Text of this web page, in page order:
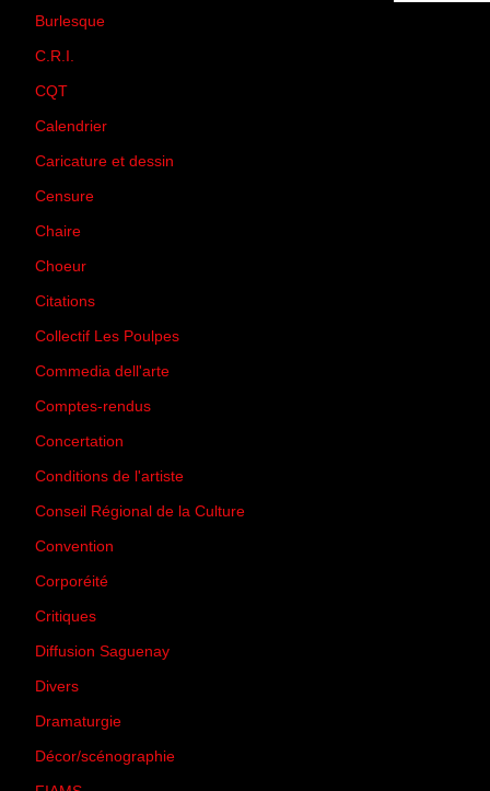
Burlesque
C.R.I.
CQT
Calendrier
Caricature et dessin
Censure
Chaire
Choeur
Citations
Collectif Les Poulpes
Commedia dell'arte
Comptes-rendus
Concertation
Conditions de l'artiste
Conseil Régional de la Culture
Convention
Corporéité
Critiques
Diffusion Saguenay
Divers
Dramaturgie
Décor/scénographie